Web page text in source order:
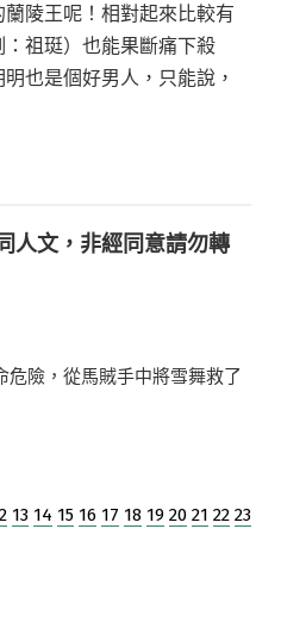
陵王呢！相對起來比較有
祖珽）也能果斷痛下殺
也是個好男人，只能說，
人文，非經同意請勿轉
險，從馬賊手中將雪舞救了
13 14 15 16 17 18 19 20 21 22 23